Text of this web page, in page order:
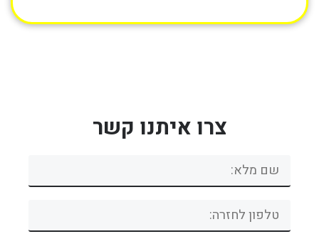
צרו איתנו קשר